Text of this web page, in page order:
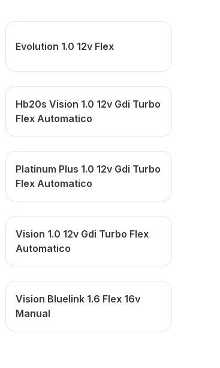
Evolution 1.0 12v Flex
Hb20s Vision 1.0 12v Gdi Turbo
Flex Automatico
Platinum Plus 1.0 12v Gdi Turbo
Flex Automatico
Vision 1.0 12v Gdi Turbo Flex
Automatico
Vision Bluelink 1.6 Flex 16v
Manual